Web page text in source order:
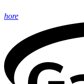
hore